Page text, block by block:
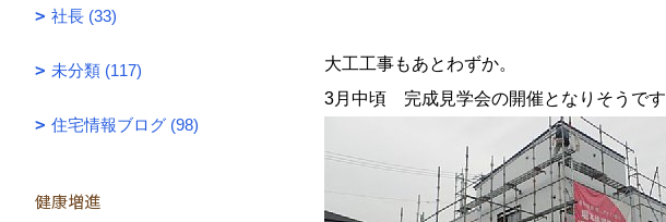
大工工事もあとわずか。
3月中頃 完成見学会の開催となりそうです
社長 (33)
未分類 (117)
住宅情報ブログ (98)
健康増進